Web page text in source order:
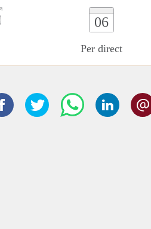
06
Per direct